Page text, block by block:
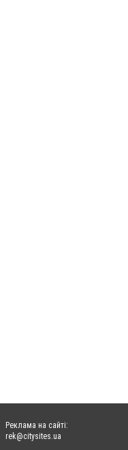
Реклама на сайті:
rek@citysites.ua